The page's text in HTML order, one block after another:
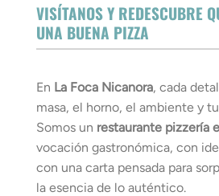
VISÍTANOS Y REDESCUBRE
UNA BUENA PIZZA
En La Foca Nicanora, cada
masa, el horno, el ambiente y
Somos un restaurante pizzería
vocación gastronómica, con
con una carta pensada para
la esencia de lo auténtico.